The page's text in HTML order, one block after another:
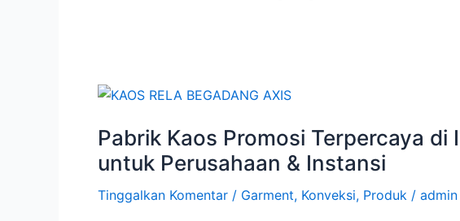
Pabrik Kaos Promosi Terpercaya
untuk Perusahaan & Instansi
Tinggalkan Komentar / Garment, Konveksi, Produk / admin
Pabrik
Promosi
Terpercaya
Indonesia